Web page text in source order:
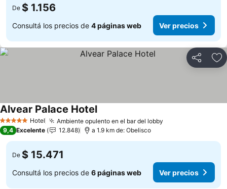
De $ 1.156
Consultá los precios de 4 páginas web Ver precios
Compartir
5 Estrellas Hotel Ambiente opulento en el bar del lobby
Alvear Palace Hotel
9,4 Excelente 12.848 a 1.9 km de: Obelisco
De $ 15.471
Consultá los precios de 6 páginas web Ver precios